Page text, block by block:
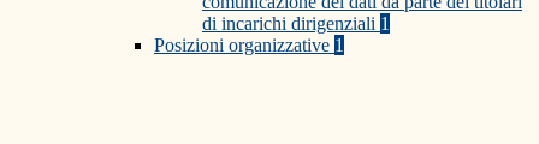
di incarichi dirigenziali 1
Posizioni organizzative 1